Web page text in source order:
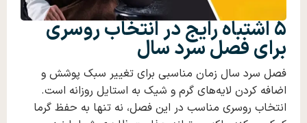
۵ اشتباه رایج در انتخاب روسری
برای فصل سرد سال
فصل سرد سال زمان مناسبی برای تغییر سبک پوشش و
اضافه کردن لایه‌های گرم و شیک به استایل روزانه است.
انتخاب روسری مناسب در این فصل، نه تنها به حفظ گرما